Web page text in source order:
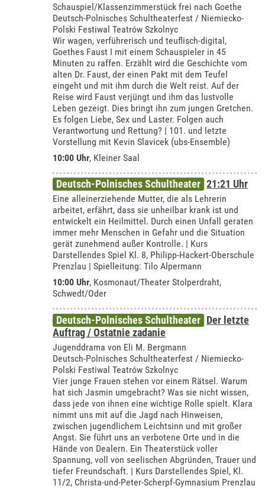
Schauspiel/Klassenzimmerstück frei nach Goethe
Deutsch-Polnisches Schultheaterfest / Niemiecko-
Polski Festiwal Teatrów Szkolnyc
Wir wagen, verführerisch und teuflisch-digital,
Goethes Faust I mit einem Schauspieler in 45
Minuten zu raffen. Erzählt wird die Geschichte vom
alten Dr. Faust, der einen Pakt mit dem Teufel
eingeht und mit ihm durch die Welt reist. Auf der
Reise wird Faust verjüngt und ihm das lustvolle
Leben gezeigt. Dies bringt ihn zum jungen Gretchen.
Es folgen Liebe, Sex und Laster. Folgen auch
Verantwortung und Rettung? | 101. und letzte
Vorstellung mit Kevin Slavicek (ubs-Ensemble)
10:00 Uhr, Kleiner Saal
Deutsch-Polnisches Schultheater 21:21 Uhr
Eine alleinerziehende Mutter, die als Lehrerin
arbeitet, erfährt, dass sie unheilbar krank ist und
entwickelt ein Heilmittel. Durch einen Unfall geraten
immer mehr Menschen in Gefahr und die Situation
gerät zunehmend außer Kontrolle. | Kurs
Darstellendes Spiel Kl. 8, Philipp-Hackert-Oberschule
Prenzlau | Spielleitung: Tilo Alpermann
10:00 Uhr, Kosmonaut/Theater Stolperdraht,
Schwedt/Oder
Deutsch-Polnisches Schultheater Der letzte
Auftrag / Ostatnie zadanie
Jugenddrama von Eli M. Bergmann
Deutsch-Polnisches Schultheaterfest / Niemiecko-
Polski Festiwal Teatrów Szkolnyc
Vier junge Frauen stehen vor einem Rätsel. Warum
hat sich Jasmin umgebracht? Was sie nicht wissen,
dass jede von ihnen eine wichtige Rolle spielt. Klara
nimmt uns mit auf die Jagd nach Hinweisen,
zwischen jugendlichem Leichtsinn und mit großer
Angst. Sie führt uns an verbotene Orte und in die
Hände von Dealern. Ein Theaterstück voller
Spannung, voll von seelischen Abgründen, Trauer und
tiefer Freundschaft. | Kurs Darstellendes Spiel, Kl.
11/2, Christa-und-Peter-Scherpf-Gymnasium Prenzlau